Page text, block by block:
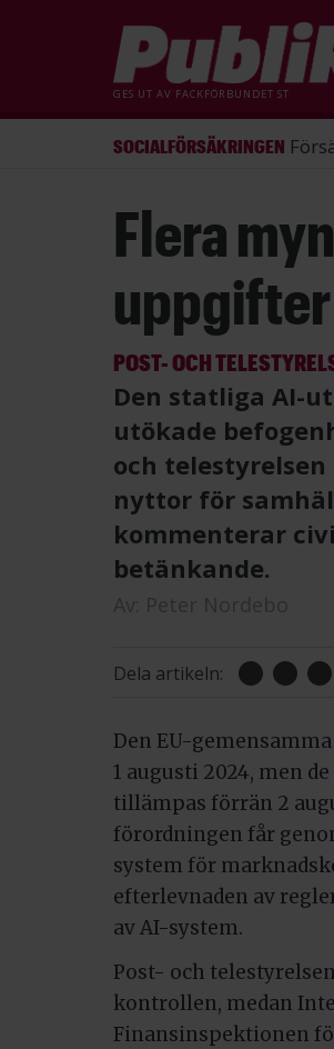
huvudinnehåll
GES UT AV FACKFÖRBUNDET ST
ARBETSRÄTT ST förlorade
Flera
POST- OCH
Den statliga AI-
utökade
och
nyttor för
kommenterar
betänkande.
Dela artikeln:
Den EU-
1 augusti 2024, men
tillämpas förrän 2
förordningen får
system för
efterlevnaden av
av AI-system.
Post- och
kontrollen, medan
Finansinspektionen